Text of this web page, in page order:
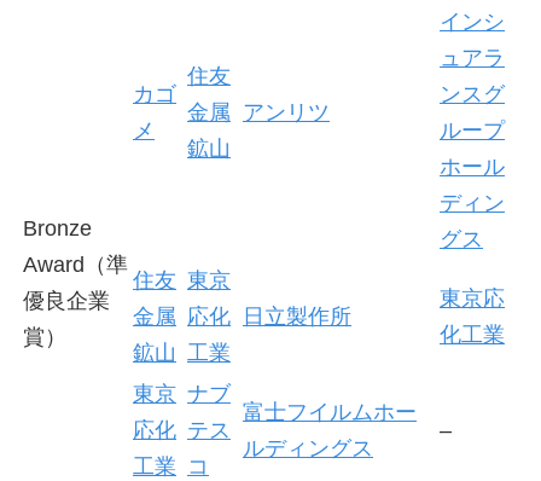
Bronze
Award（準
優良企業
賞）
カゴ
メ
住友
金属
鉱山
アンリツ
インシ
ュアラ
ンスグ
ループ
ホール
ディン
グス
住友
金属
鉱山
東京
応化
工業
日立製作所
東京応
化工業
東京
応化
工業
ナブ
テス
コ
富士フイルムホー
ルディングス
–